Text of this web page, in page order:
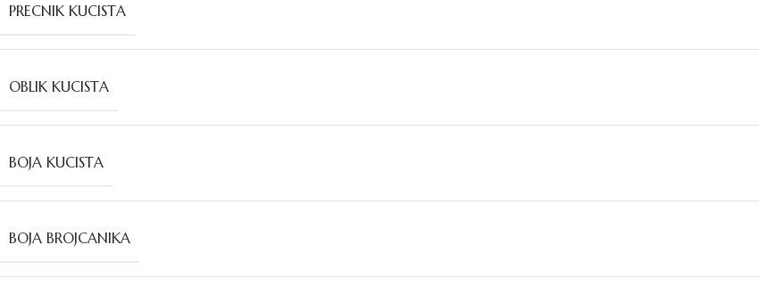
PRECNIK KUCISTA
OBLIK KUCISTA
BOJA KUCISTA
BOJA BROJCANIKA